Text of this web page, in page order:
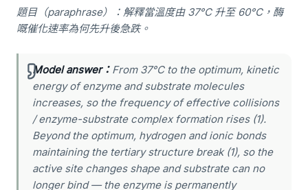
題目（paraphrase）：解釋當溫度由 37°C 升至 60°C，酶
嘅催化速率為何先升後急跌。
Model answer： From 37°C to the optimum, kinetic
energy of enzyme and substrate molecules
increases, so the frequency of effective collisions
/ enzyme-substrate complex formation rises (1).
Beyond the optimum, hydrogen and ionic bonds
maintaining the tertiary structure break (1), so the
active site changes shape and substrate can no
longer bind — the enzyme is permanently